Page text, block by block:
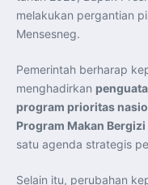
melakukan pergantian
Mensesneg.
Pemerintah berharap
menghadirkan
program prioritas
Program Makan
satu agenda strategis
Selain itu, perubahan